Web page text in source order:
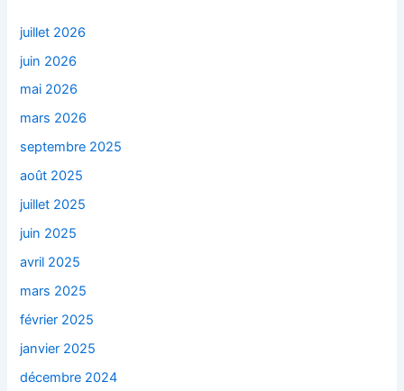
juillet 2026
juin 2026
mai 2026
mars 2026
septembre 2025
août 2025
juillet 2025
juin 2025
avril 2025
mars 2025
février 2025
janvier 2025
décembre 2024